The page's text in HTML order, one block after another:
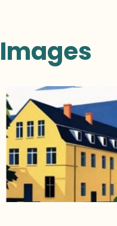
Images